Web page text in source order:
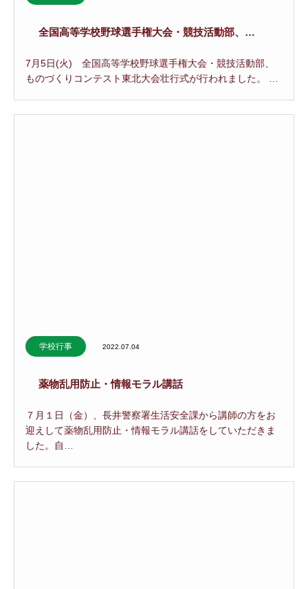
全国高等学校野球選手権大会・競技活動部、…
7月5日(火) 全国高等学校野球選手権大会・競技活動部、
ものづくりコンテスト東北大会壮行式が行われました。 …
学校行事 2022.07.04
薬物乱用防止・情報モラル講話
７月１日（金）、長井警察署生活安全課から講師の方をお
迎えして薬物乱用防止・情報モラル講話をしていただきま
した。自…